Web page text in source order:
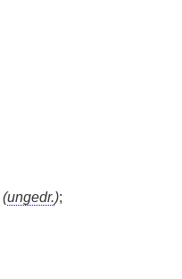
(ungedr.);